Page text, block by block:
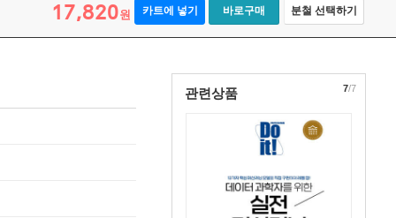
17,820원 카트에 넣기 바로구매 분철 선택하기
관련상품 7/7